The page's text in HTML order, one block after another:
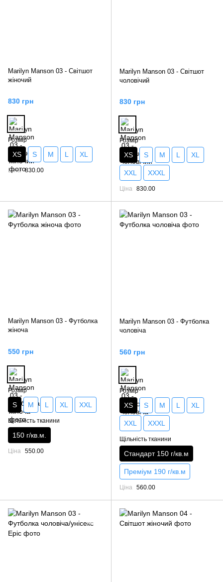
Marilyn Manson 03 - Світшот
жіночий
830 грн
Розмір
XS S M L XL
Ціна 830.00
Marilyn Manson 03 - Світшот
чоловічий
830 грн
Розмір
XS S M L XL
XXL XXXL
Ціна 830.00
Marilyn Manson 03 - Футболка
жіноча
550 грн
Розмір
S M L XL XXL
Щільність тканини
150 г/кв.м.
Ціна 550.00
Marilyn Manson 03 - Футболка
чоловіча
560 грн
Розмір
XS S M L XL
XXL XXXL
Щільність тканини
Стандарт 150 г/кв.м
Преміум 190 г/кв.м
Ціна 560.00